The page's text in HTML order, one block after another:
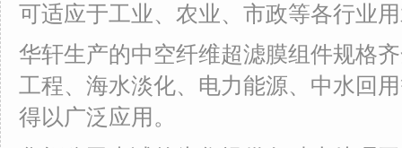
可适应于工业、农业、市政等各行业
华轩生产的中空纤维超滤膜组件规格
工程、海水淡化、电力能源、中水回
得以广泛应用。